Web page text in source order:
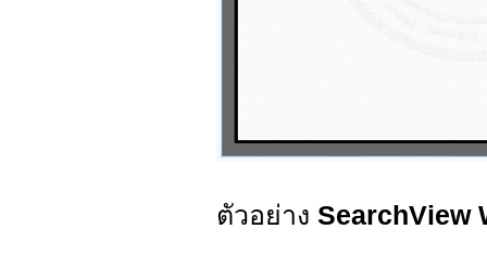
ตัวอย่าง SearchView